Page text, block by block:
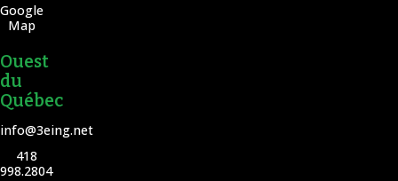
Google
Map
Ouest
du
Québec
info@3eing.net
418
998.2804